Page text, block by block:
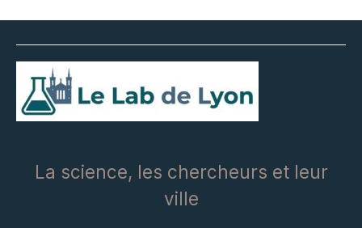
La science, les chercheurs et leur
ville